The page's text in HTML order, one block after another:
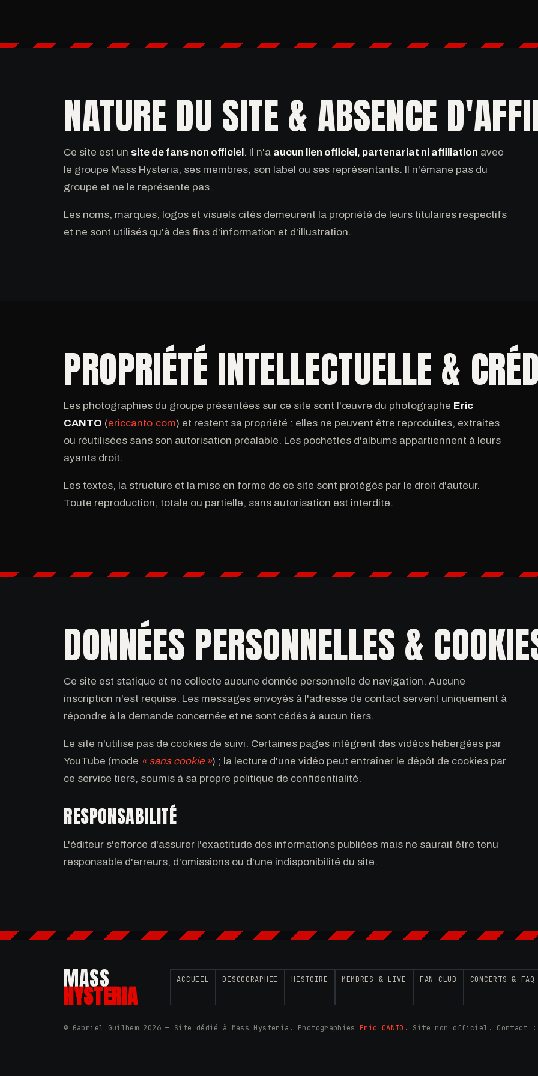
NATURE DU SITE & ABSENCE
Ce site est un site de fans non officiel. Il n'a aucun lien officiel, partenariat ni affiliation avec
le groupe Mass Hysteria, ses membres, son label ou ses représentants. Il n'émane pas du
groupe et ne le représente pas.
Les noms, marques, logos et visuels cités demeurent la propriété de leurs titulaires respectifs
et ne sont utilisés qu'à des fins d'information et d'illustration.
PROPRIÉTÉ INTELLECTUELLE &
Les photographies du groupe présentées sur ce site sont l'œuvre du photographe Eric
CANTO (ericcanto.com) et restent sa propriété : elles ne peuvent être reproduites, extraites
ou réutilisées sans son autorisation préalable. Les pochettes d'albums appartiennent à leurs
ayants droit.
Les textes, la structure et la mise en forme de ce site sont protégés par le droit d'auteur.
Toute reproduction, totale ou partielle, sans autorisation est interdite.
DONNÉES PERSONNELLES &
Ce site est statique et ne collecte aucune donnée personnelle de navigation. Aucune
inscription n'est requise. Les messages envoyés à l'adresse de contact servent uniquement à
répondre à la demande concernée et ne sont cédés à aucun tiers.
Le site n'utilise pas de cookies de suivi. Certaines pages intègrent des vidéos hébergées par
YouTube (mode « sans cookie ») ; la lecture d'une vidéo peut entraîner le dépôt de cookies par
ce service tiers, soumis à sa propre politique de confidentialité.
RESPONSABILITÉ
L'éditeur s'efforce d'assurer l'exactitude des informations publiées mais ne saurait être tenu
responsable d'erreurs, d'omissions ou d'une indisponibilité du site.
MASS
HYSTERIA
ACCUEIL DISCOGRAPHIE HISTOIRE MEMBRES & LIVE FAN-CLUB CONCERTS & FAQ
© Gabriel Guilhem 2026 — Site dédié à Mass Hysteria. PhotographiesEric CANTO . Site non officiel. Contact